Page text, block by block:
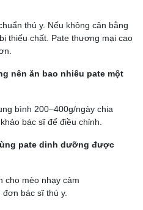
thú y. Nếu không cân bằng
thiếu chất. Pate thương mại cao
nên ăn bao nhiêu pate một
bình 200–400g/ngày chia
bác sĩ để điều chỉnh.
pate dinh dưỡng được
cho mèo nhạy cảm
bác sĩ thú y.